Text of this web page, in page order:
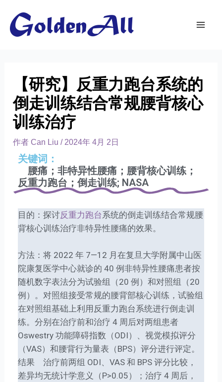
【研究】反重力跑台系统的
倒走训练结合常规腰背核心
训练治疗
作者Can Liu/ 2024年 4月 2日
关键词：
腰痛；非特异性腰痛；腰背核心训练；
反重力跑台；倒走训练; NASA
目的：探讨反重力跑台系统的倒走训练结合常规腰
背核心训练治疗非特异性腰痛的效果。
方法：将 2022 年 7—12 月在复旦大学附属中山医
院康复医学中心就诊的 40 例非特异性腰痛患者按
随机数字表法分为试验组（20 例）和对照组（20
例）。对照组接受常规的腰背部核心训练，试验组
在对照组基础上利用反重力跑台系统进行倒走训
练。分别在治疗前和治疗 4 周后对两组患者
Oswestry 功能障碍指数（ODI）、视觉模拟评分
（VAS）和腰背行为量表（BPS）评分进行评定。
结果 治疗前两组 ODI、VAS 和 BPS 评分比较，
差异均无统计学意义（P>0.05）；治疗 4 周后，